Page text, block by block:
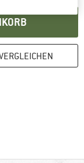
hier! Öffnet